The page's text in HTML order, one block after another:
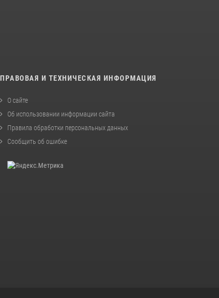
ПРАВОВАЯ И ТЕХНИЧЕСКАЯ ИНФОРМАЦИЯ
О сайте
Об использовании информации сайта
Правила обработки персональных данных
Сообщить об ошибке